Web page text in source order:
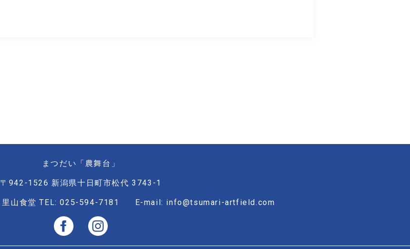
まつだい「農舞台」
〒942-1526 新潟県十日町市松代 3743-1
里山食堂 TEL: 025-594-7181 E-mail: info@tsumari-artfield.com